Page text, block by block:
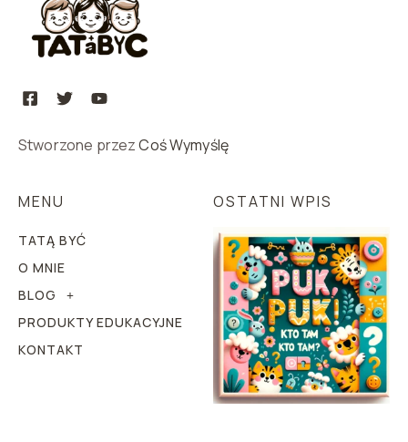
Stworzone przezCoś Wymyślę
MENU
TATĄ BYĆ
O MNIE
BLOG
PRODUKTY EDUKACYJNE
KONTAKT
OSTATNI WPIS